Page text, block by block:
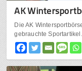
AK
Die AK
gebrauchte Sportartikel.